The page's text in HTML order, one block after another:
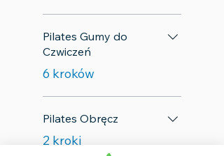
Pilates Gumy do
Czwiczeń
6 kroków
Pilates Obręcz
.2 kroki